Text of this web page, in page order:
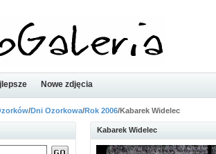
Nowe zdjęcia
/Dni Ozorkowa/Rok 2006/Kabarek Widelec
Kabarek Widelec